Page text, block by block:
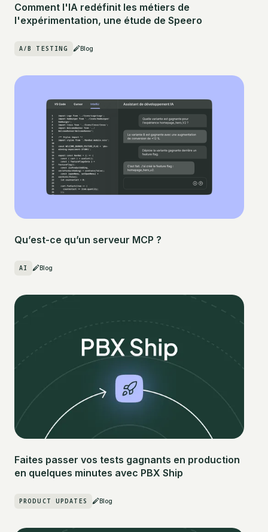
Comment l'IA redéfinit les métiers de
l'expérimentation, une étude de Speero
A/B TESTING Blog
Qu’est-ce qu’un serveur MCP ?
AI Blog
Faites passer vos tests gagnants en production
en quelques minutes avec PBX Ship
PRODUCT UPDATES Blog